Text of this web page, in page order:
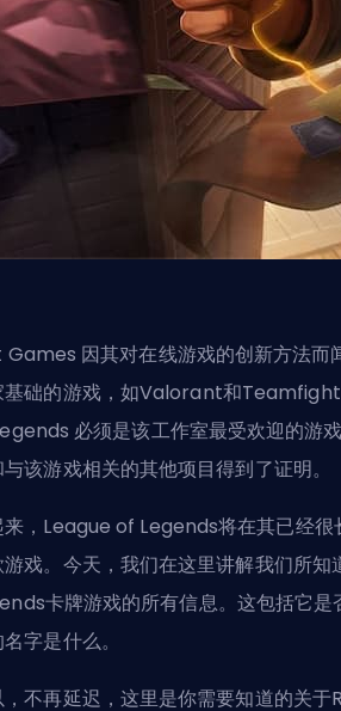
Games 因其对在线游戏的创新方法而
基础的游戏，如Valorant和
必须是该工作室最受欢迎的游
该游戏相关的其他项目得到了证明。
来，League of Legends将在其已经很
游戏。今天，我们在这里讲解我们所
卡牌游戏的所有信息。这包括它
字是什么。
不再延迟，这里是你需要知道的关